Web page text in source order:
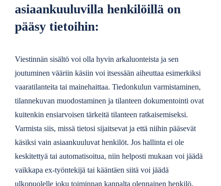
asiaankuuluvilla henkilöillä on
pääsy tietoihin:
Viestinnän sisältö voi olla hyvin arkaluonteista ja sen
joutuminen vääriin käsiin voi itsessään aiheuttaa esimerkiksi
vaaratilanteita tai mainehaittaa. Tiedonkulun varmistaminen,
tilannekuvan muodostaminen ja tilanteen dokumentointi ovat
kuitenkin ensiarvoisen tärkeitä tilanteen ratkaisemiseksi.
Varmista siis, missä tietosi sijaitsevat ja että niihin pääsevät
käsiksi vain asiaankuuluvat henkilöt. Jos hallinta ei ole
keskitettyä tai automatisoitua, niin helposti mukaan voi jäädä
vaikkapa ex-työntekijä tai kääntäen siitä voi jäädä
ulkopuolelle joku toiminnan kannalta olennainen henkilö.